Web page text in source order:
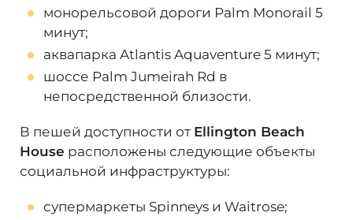
монорельсовой дороги Palm Monorail 5
минут;
аквапарка Atlantis Aquaventure 5 минут;
шоссе Palm Jumeirah Rd в
непосредственной близости.
В пешей доступности от Ellington Beach
House расположены следующие объекты
социальной инфраструктуры:
супермаркеты Spinneys и Waitrose;